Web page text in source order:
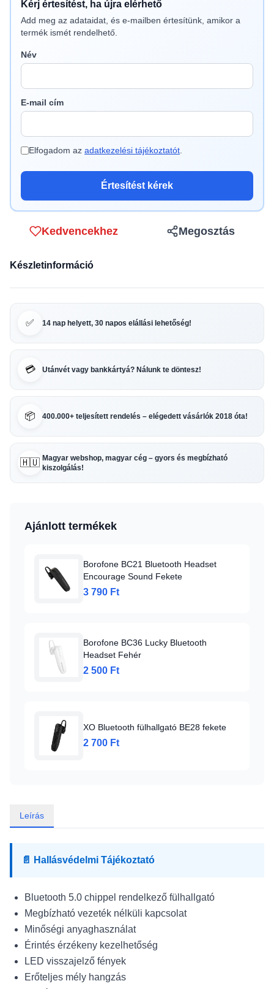
Kérj értesítést, ha újra elérhető
Add meg az adataidat, és e-mailben értesítünk, amikor a
termék ismét rendelhető.
Név
E-mail cím
Elfogadom az adatkezelési tájékoztatót
Értesítést kérek
Kedvencekhez Megosztás
Készletinformáció
✅ 14 nap helyett, 30 napos elállási lehetőség!
💳 Utánvét vagy bankkártyá? Nálunk te döntesz!
📦 400.000+ teljesített rendelés – elégedett vásárlók 2018 óta!
🇭🇺 Magyar webshop, magyar cég – gyors és megbízható
kiszolgálás!
Ajánlott termékek
Borofone BC21 Bluetooth Headset
Encourage Sound Fekete
3 790 Ft
Borofone BC36 Lucky Bluetooth
Headset Fehér
2 500 Ft
XO Bluetooth fülhallgató BE28 fekete
2 700 Ft
Leírás
📄 Hallásvédelmi Tájékoztató
Bluetooth 5.0 chippel rendelkező fülhallgató
Megbízható vezeték nélküli kapcsolat
Minőségi anyaghasználat
Érintés érzékeny kezelhetőség
LED visszajelző fények
Erőteljes mély hangzás